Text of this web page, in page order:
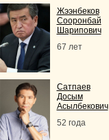
Жээнбеков
Сооронбай
Шарипович
67 лет
Сатпаев
Досым
Асылбекович
52 года